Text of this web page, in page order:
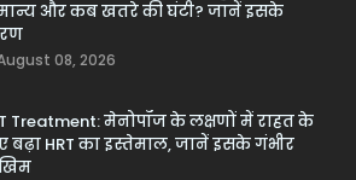
और कब खतरे की घंटी? जानें इसके
08, 2026
Treatment: मेनोपॉज के लक्षणों में राहत के
बढ़ा HRT का इस्तेमाल, जानें इसके गंभीर